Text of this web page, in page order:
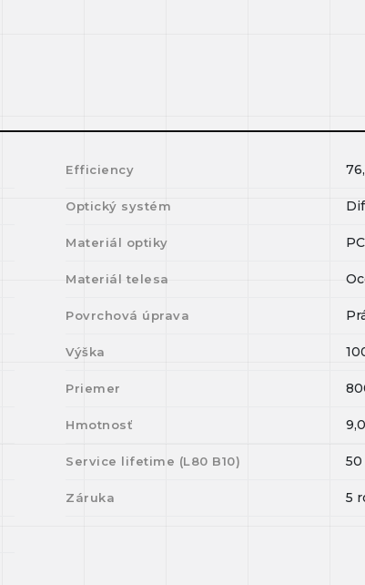
Efficiency
Optický systém
Materiál optiky PC
Materiál telesa
Povrchová úprava
Výška
Priemer
Hmotnosť
Service lifetime (L80 B10)
Záruka 5